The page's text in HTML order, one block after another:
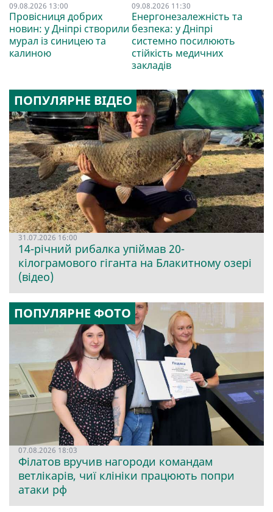
09.08.2026 13:00
Провісниця добрих
новин: у Дніпрі створили
мурал із синицею та
калиною
09.08.2026 11:30
Енергонезалежність та
безпека: у Дніпрі
системно посилюють
стійкість медичних
закладів
ПОПУЛЯРНЕ ВІДЕО
31.07.2026 16:00
14-річний рибалка упіймав 20-
кілограмового гіганта на Блакитному озері
(відео)
ПОПУЛЯРНЕ ФОТО
07.08.2026 18:03
Філатов вручив нагороди командам
ветлікарів, чиї клініки працюють попри
атаки рф